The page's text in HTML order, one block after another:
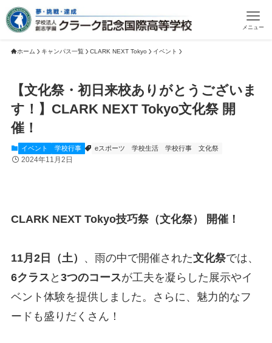
メニュー
ホーム キャンパス一覧 CLARK NEXT Tokyo イベント
【文化祭・初日来校ありがとうございま
す！】CLARK NEXT Tokyo文化祭 開
催！
イベント 学校行事 eスポーツ 学校生活 学校行事 文化祭
2024年11月2日
CLARK NEXT Tokyo技巧祭（文化祭） 開催！
11月2日（土） 、雨の中で開催された文化祭では、
6クラス と 3つのコースが工夫を凝らした展示やイ
ベント体験を提供しました。さらに、魅力的なフ
ードも盛りだくさん！